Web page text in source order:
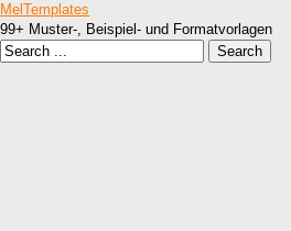
MelTemplates
99+ Muster-, Beispiel- und Formatvorlagen